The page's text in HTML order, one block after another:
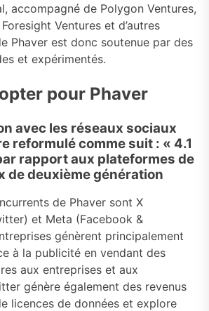
accompagné de Polygon Ventures,
Ventures et d’autres
Phaver est donc soutenue par des
et expérimentés.
pour Phaver
avec les réseaux sociaux
reformulé comme suit : « 4.1
rapport aux plateformes de
de deuxième génération
de Phaver sont X
et Meta (Facebook &
génèrent principalement
à la publicité en vendant des
aux entreprises et aux
génère également des revenus
licences de données et explore